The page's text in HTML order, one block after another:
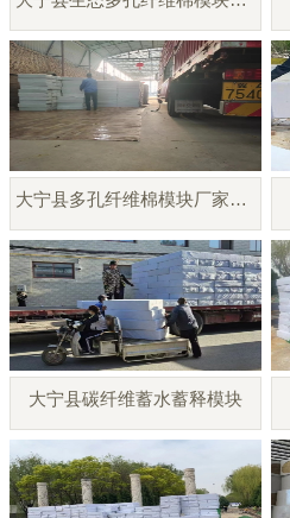
大宁县多孔纤维棉模块厂家直销
大宁县碳纤维蓄水蓄释模块